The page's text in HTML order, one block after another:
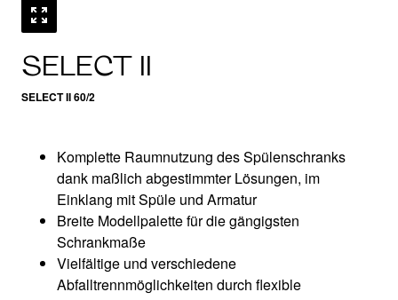
SELECT II
SELECT II 60/2
Komplette Raumnutzung des Spülenschranks
dank maßlich abgestimmter Lösungen, im
Einklang mit Spüle und Armatur
Breite Modellpalette für die gängigsten
Schrankmaße
Vielfältige und verschiedene
Abfalltrennmöglichkeiten durch flexible